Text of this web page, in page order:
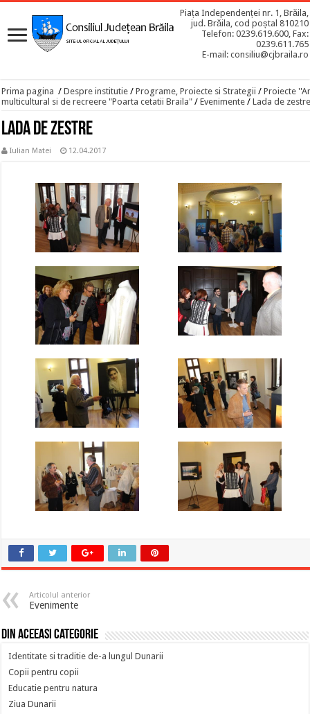
Piața Independenței nr. 1, Brăila,
jud. Brăila, cod poștal 810210
Telefon: 0239.619.600, Fax:
0239.611.765
E-mail: consiliu@cjbraila.ro
Prima pagina / Despre institutie / Programe, Proiecte si Strategii / Proiecte
multicultural si de recreere "Poarta cetatii Braila" / Evenimente / Lada de
Lada de zestre
Iulian Matei 12.04.2017
Articolul anterior
Evenimente
Din aceeasi categorie
Identitate si traditie de-a lungul Dunarii
Copii pentru copii
Educatie pentru natura
Ziua Dunarii